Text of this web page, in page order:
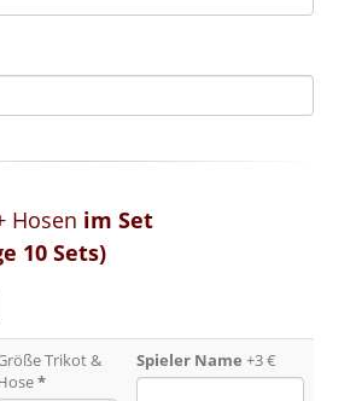
Hosen im Set
10 Sets)
Trikot &
*
Spieler Name +3 €